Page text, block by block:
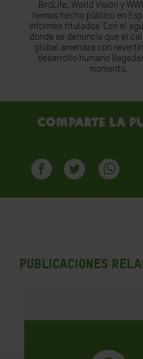
BirdLife, World Vision y
hemos hecho público en
informes titulados 'Con el
donde se denuncia que el
global amenaza con
desarrollo humano
momento.
Comparte la
PUBLICACIONES